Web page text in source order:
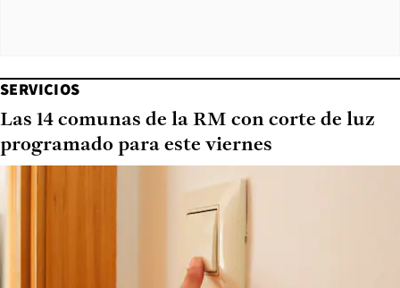
SERVICIOS
Las 14 comunas de la RM con corte de luz
programado para este viernes